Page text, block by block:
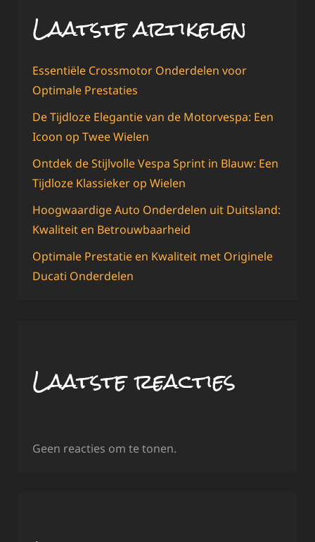
Laatste artikelen
Essentiële Crossmotor Onderdelen voor
Optimale Prestaties
De Tijdloze Elegantie van de Motorvespa: Een
Icoon op Twee Wielen
Ontdek de Stijlvolle Vespa Sprint in Blauw: Een
Tijdloze Klassieker op Wielen
Hoogwaardige Auto Onderdelen uit Duitsland:
Kwaliteit en Betrouwbaarheid
Optimale Prestatie en Kwaliteit met Originele
Ducati Onderdelen
Laatste reacties
Geen reacties om te tonen.